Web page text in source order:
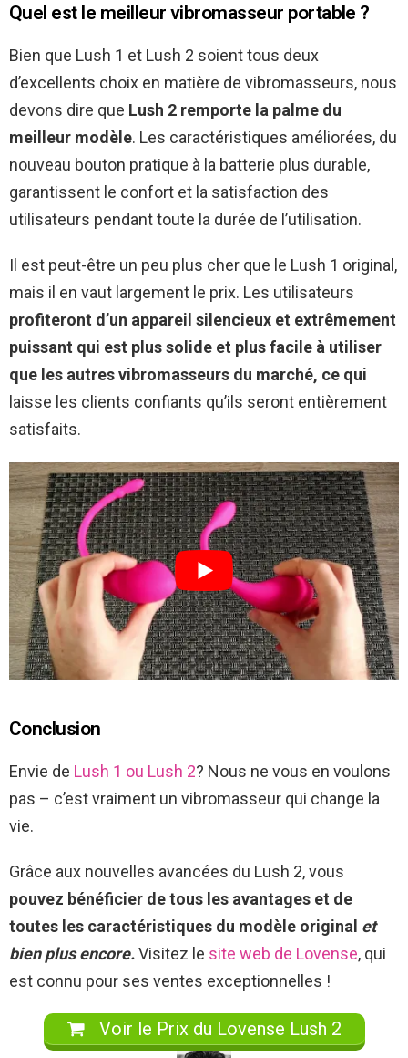
Quel est le meilleur vibromasseur portable ?
Bien que Lush 1 et Lush 2 soient tous deux
d’excellents choix en matière de vibromasseurs, nous
devons dire que Lush 2 remporte la palme du
meilleur modèle. Les caractéristiques améliorées, du
nouveau bouton pratique à la batterie plus durable,
garantissent le confort et la satisfaction des
utilisateurs pendant toute la durée de l’utilisation.
Il est peut-être un peu plus cher que le Lush 1 original,
mais il en vaut largement le prix. Les utilisateurs
profiteront d’un appareil silencieux et extrêmement
puissant qui est plus solide et plus facile à utiliser
que les autres vibromasseurs du marché, ce qui
laisse les clients confiants qu’ils seront entièrement
satisfaits.
Conclusion
Envie de Lush 1 ou Lush 2? Nous ne vous en voulons
pas – c’est vraiment un vibromasseur qui change la
vie.
Grâce aux nouvelles avancées du Lush 2, vous
pouvez bénéficier de tous les avantages et de
toutes les caractéristiques du modèle original et
bien plus encore.Visitez le site web de Lovense, qui
est connu pour ses ventes exceptionnelles !
Voir le Prix du Lovense Lush 2